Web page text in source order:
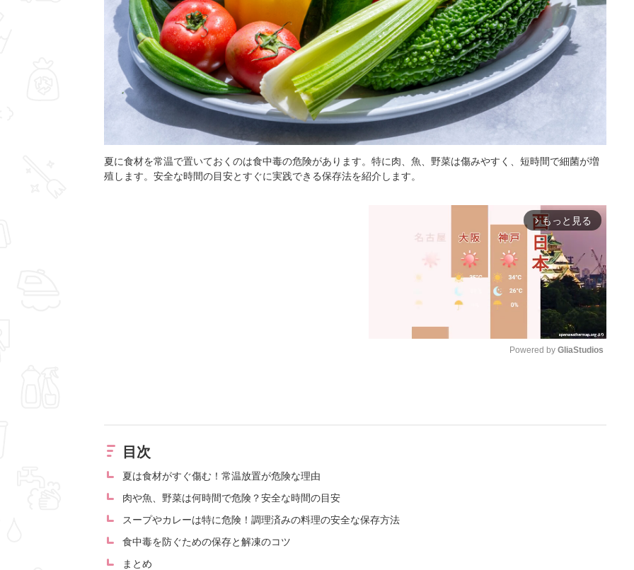
夏に食材を常温で置いておくのは食中毒の危険があります。特に肉、魚、野菜は傷みやすく、短時間で細菌が増
殖します。安全な時間の目安とすぐに実践できる保存法を紹介します。
arrow_forward_ios もっと見る
Powered by GliaStudios
目次
夏は食材がすぐ傷む！常温放置が危険な理由
肉や魚、野菜は何時間で危険？安全な時間の目安
スープやカレーは特に危険！調理済みの料理の安全な保存方法
食中毒を防ぐための保存と解凍のコツ
まとめ